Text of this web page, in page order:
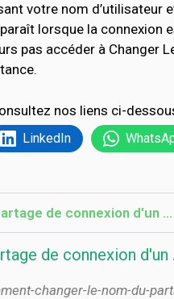
votre nom d’utilisateur
lorsque la connexion
pas accéder à Changer
nos liens ci-
LinkedIn
de connexion d'un …
de connexion d'un
changer-le-nom-du-